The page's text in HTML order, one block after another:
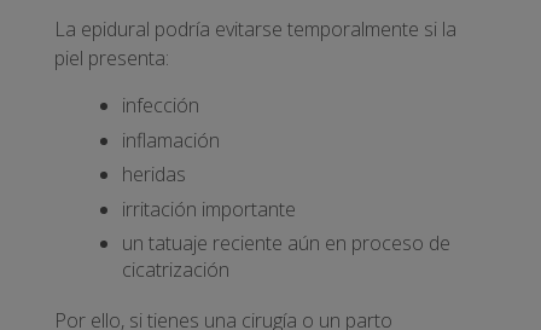
La epidural podría evitarse temporalmente si la
piel presenta:
infección
inflamación
heridas
irritación importante
un tatuaje reciente aún en proceso de
cicatrización
Por ello, si tienes una cirugía o un parto